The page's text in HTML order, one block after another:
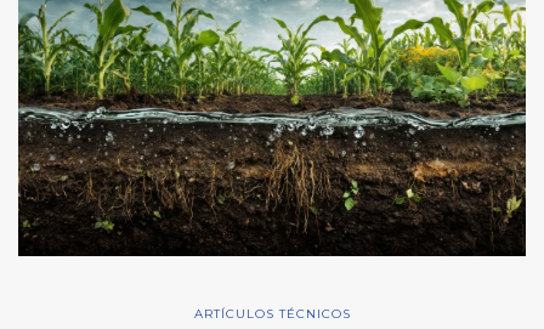
ARTÍCULOS TÉCNICOS